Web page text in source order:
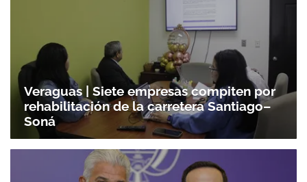
Veraguas | Siete empresas compiten por
rehabilitación de la carretera Santiago–
Soná